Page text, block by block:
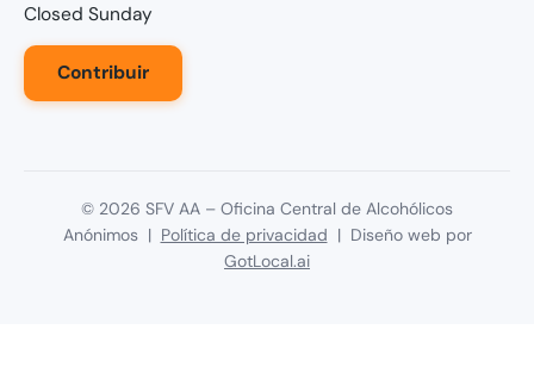
Closed Sunday
Contribuir
© 2026 SFV AA – Oficina Central de Alcohólicos
Anónimos | Política de privacidad | Diseño web por
GotLocal.ai